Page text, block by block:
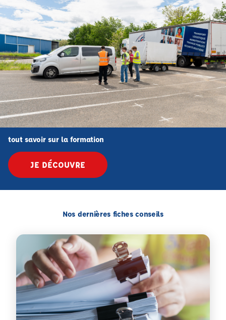
tout savoir sur la formation
JE DÉCOUVRE
Nos dernières fiches conseils